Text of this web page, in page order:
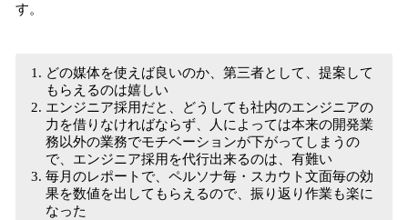
す。
どの媒体を使えば良いのか、第三者として、提案して
もらえるのは嬉しい
エンジニア採用だと、どうしても社内のエンジニアの
力を借りなければならず、人によっては本来の開発業
務以外の業務でモチベーションが下がってしまうの
で、エンジニア採用を代行出来るのは、有難い
毎月のレポートで、ペルソナ毎・スカウト文面毎の効
果を数値を出してもらえるので、振り返り作業も楽に
なった